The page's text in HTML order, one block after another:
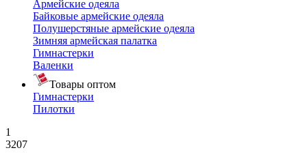
Армейские одеяла
Байковые армейские одеяла
Полушерстяные армейские одеяла
Зимняя армейская палатка
Гимнастерки
Валенки
Товары оптом
Гимнастерки
Пилотки
1
3207